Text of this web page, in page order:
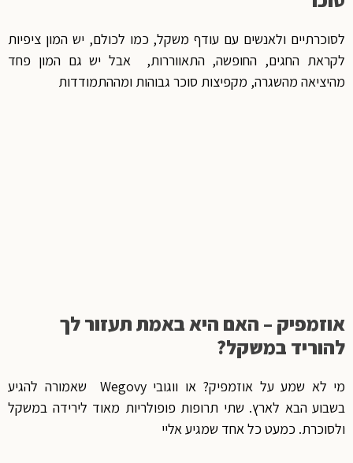
לסוכרתיים ולאנשים עם עודף משקל, כמו לכולם, יש המון ציפיות
לקראת החגים, החופשה, התאווררות, אבל יש גם המון פחד
מהיציאה מהשגרה, מקפיצות סוכר גבוהות ומההתמודדות
אוזמפיק – האם היא באמת תעזור לך
להוריד במשקל?
מי לא שמע על אוזמפיק? או ווגובי Wegovy שאמורה להגיע
בשבוע הבא לארץ. שתי תרופות פופולריות מאוד לירידה במשקל
ולסוכרת. כמעט כל אחד שמגיע אליי